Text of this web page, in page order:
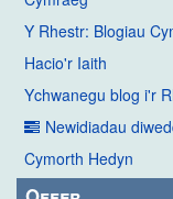
Y Rhestr: Blogiau
Hacio'r Iaith
Ychwanegu blog i'r
Newidiadau
Cymorth Hedyn